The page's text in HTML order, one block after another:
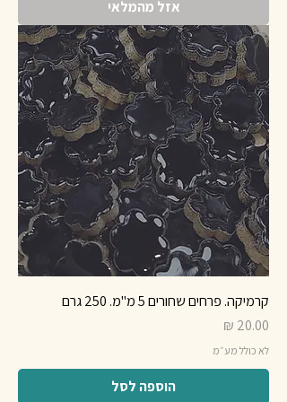
אזל מהמלאי
קרמיקה. פרחים שחורים 5 מ"מ. 250 גרם
מחיר
לא כולל מע״מ
הוספה לסל